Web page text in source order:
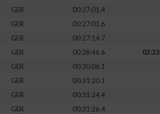
GER
00:27:01.4
GER
00:27:01.6
GER
00:27:14.7
GER 00:28:46.6
GER
00:30:06.1
GER
00:31:20.1
GER
00:31:24.4
GER
00:31:26.4